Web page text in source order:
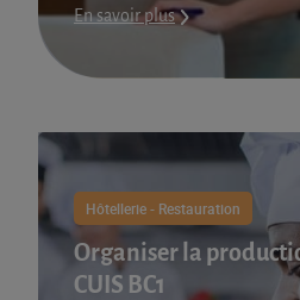
En savoir plus
Hôtellerie - Restauration
Organiser la
CUIS BC1